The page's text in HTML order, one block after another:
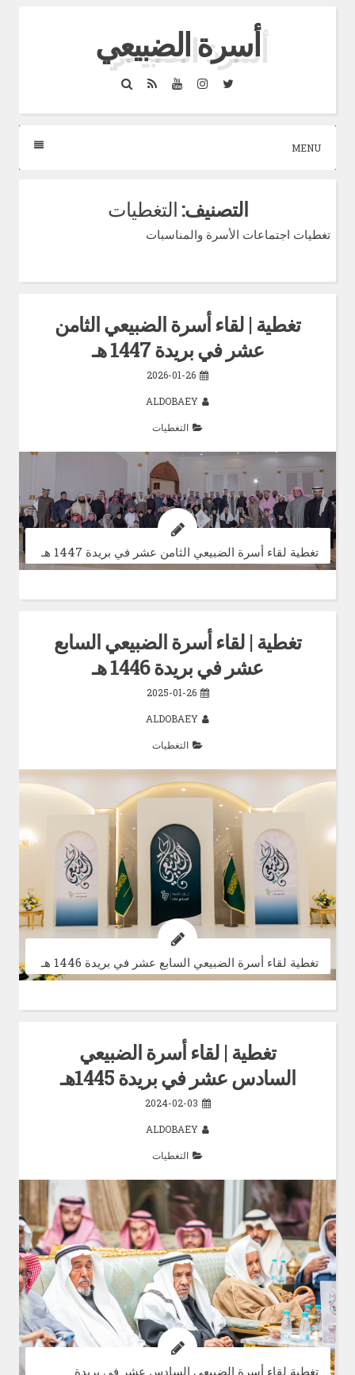
أسرة الضبيعي
Twitter
Instagram
YouTube
RSS
Search
MENU
التصنيف: التغطيات
تغطيات اجتماعات الأسرة والمناسبات
تغطية | لقاء أسرة الضبيعي الثامن
عشر في بريدة 1447 هـ
2026-01-26
ALDOBAEY
التغطيات
تغطية لقاء أسرة الضبيعي الثامن عشر في بريدة 1447 هـ
تغطية | لقاء أسرة الضبيعي السابع
عشر في بريدة 1446 هـ
2025-01-26
ALDOBAEY
التغطيات
تغطية لقاء أسرة الضبيعي السابع عشر في بريدة 1446 هـ
تغطية | لقاء أسرة الضبيعي
السادس عشر في بريدة 1445هـ
2024-02-03
ALDOBAEY
التغطيات
تغطية لقاء أسرة الضبيعي السادس عشر في بريدة